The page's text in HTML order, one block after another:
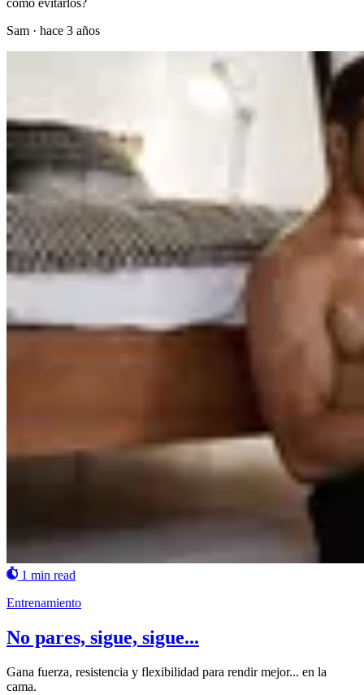
cómo evitarlos?
Sam · hace 3 años
1 min read
Entrenamiento
No pares, sigue, sigue...
Gana fuerza, resistencia y flexibilidad para rendir mejor... en la
cama.